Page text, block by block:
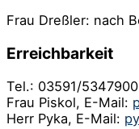
Frau Dreßler: nach
Erreichbarkeit
Tel.: 03591/5347900
Frau Piskol, E-Mail:
Herr Pyka, E-Mail: